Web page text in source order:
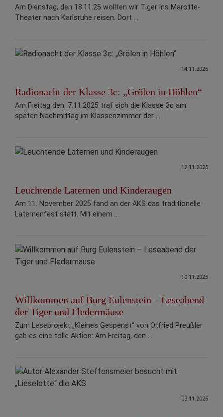
Am Dienstag, den 18.11.25 wollten wir Tiger ins Marotte-
Theater nach Karlsruhe reisen. Dort ...
14.11.2025
Radionacht der Klasse 3c: „Grölen in Höhlen“
Am Freitag den, 7.11.2025 traf sich die Klasse 3c am
späten Nachmittag im Klassenzimmer der ...
12.11.2025
Leuchtende Laternen und Kinderaugen
Am 11. November 2025 fand an der AKS das traditionelle
Laternenfest statt. Mit einem ...
10.11.2025
Willkommen auf Burg Eulenstein – Leseabend
der Tiger und Fledermäuse
Zum Leseprojekt „Kleines Gespenst“ von Otfried Preußler
gab es eine tolle Aktion: Am Freitag, den ...
03.11.2025